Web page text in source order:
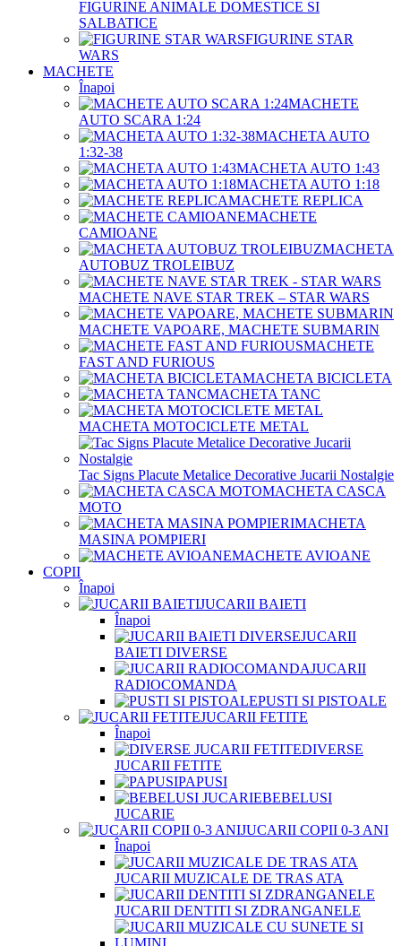
FIGURINE ANIMALE DOMESTICE SI
SALBATICE
FIGURINE STAR
WARS
MACHETE
Înapoi
MACHETE
AUTO SCARA 1:24
MACHETA AUTO
1:32-38
MACHETA AUTO 1:43
MACHETA AUTO 1:18
MACHETE REPLICA
MACHETE
CAMIOANE
MACHETA
AUTOBUZ TROLEIBUZ
MACHETE NAVE STAR TREK – STAR WARS
MACHETE VAPOARE, MACHETE SUBMARIN
MACHETE
FAST AND FURIOUS
MACHETA BICICLETA
MACHETA TANC
MACHETA MOTOCICLETE METAL
Tac Signs Placute Metalice Decorative Jucarii Nostalgie
MACHETA CASCA
MOTO
MACHETA
MASINA POMPIERI
MACHETE AVIOANE
COPII
Înapoi
JUCARII BAIETI
Înapoi
JUCARII
BAIETI DIVERSE
JUCARII
RADIOCOMANDA
PUSTI SI PISTOALE
JUCARII FETITE
Înapoi
DIVERSE
JUCARII FETITE
PAPUSI
BEBELUSI
JUCARIE
JUCARII COPII 0-3 ANI
Înapoi
JUCARII MUZICALE DE TRAS ATA
JUCARII DENTITI SI ZDRANGANELE